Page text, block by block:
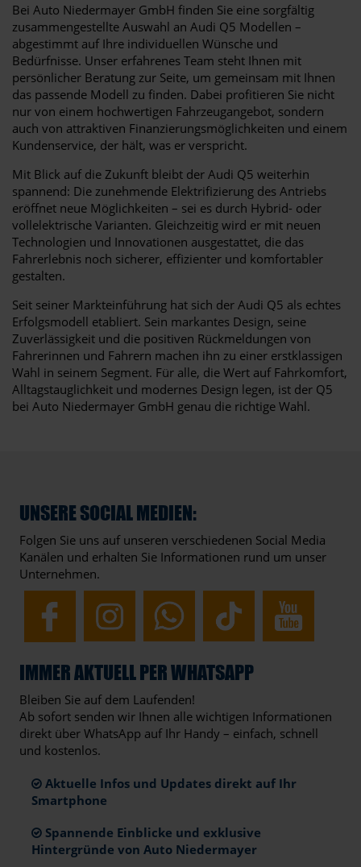
Bei Auto Niedermayer GmbH finden Sie eine sorgfältig
zusammengestellte Auswahl an Audi Q5 Modellen –
abgestimmt auf Ihre individuellen Wünsche und
Bedürfnisse. Unser erfahrenes Team steht Ihnen mit
persönlicher Beratung zur Seite, um gemeinsam mit Ihnen
das passende Modell zu finden. Dabei profitieren Sie nicht
nur von einem hochwertigen Fahrzeugangebot, sondern
auch von attraktiven Finanzierungsmöglichkeiten und einem
Kundenservice, der hält, was er verspricht.
Mit Blick auf die Zukunft bleibt der Audi Q5 weiterhin
spannend: Die zunehmende Elektrifizierung des Antriebs
eröffnet neue Möglichkeiten – sei es durch Hybrid- oder
vollelektrische Varianten. Gleichzeitig wird er mit neuen
Technologien und Innovationen ausgestattet, die das
Fahrerlebnis noch sicherer, effizienter und komfortabler
gestalten.
Seit seiner Markteinführung hat sich der Audi Q5 als echtes
Erfolgsmodell etabliert. Sein markantes Design, seine
Zuverlässigkeit und die positiven Rückmeldungen von
Fahrerinnen und Fahrern machen ihn zu einer erstklassigen
Wahl in seinem Segment. Für alle, die Wert auf Fahrkomfort,
Alltagstauglichkeit und modernes Design legen, ist der Q5
bei Auto Niedermayer GmbH genau die richtige Wahl.
UNSERE SOCIAL MEDIEN:
Folgen Sie uns auf unseren verschiedenen Social Media
Kanälen und erhalten Sie Informationen rund um unser
Unternehmen.
IMMER AKTUELL PER WHATSAPP
Bleiben Sie auf dem Laufenden!
Ab sofort senden wir Ihnen alle wichtigen Informationen
direkt über WhatsApp auf Ihr Handy – einfach, schnell
und kostenlos.
Aktuelle Infos und Updates direkt auf Ihr
Smartphone
Spannende Einblicke und exklusive
Hintergründe von Auto Niedermayer